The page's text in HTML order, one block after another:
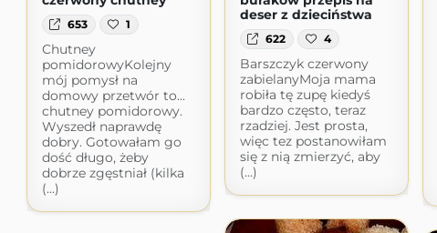
653 1
Chutney
pomidorowyKolejny
mój pomysł na
domowy przetwór to...
chutney pomidorowy.
Wyszedł naprawdę
dobry. Gotowałam go
dość długo, żeby
dobrze zgęstniał (kilka
(...)
deser z dzieciństwa
622 4
Barszczyk czerwony
zabielanyMoja mama
robiła tę zupę kiedyś
bardzo często, teraz
rzadziej. Jest prosta,
więc tez postanowiłam
się z nią zmierzyć, aby
(...)